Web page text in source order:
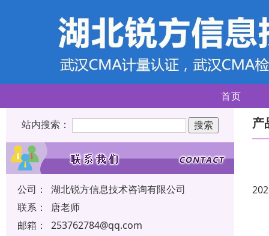
首页
站内搜索：
公司：
湖北锐方信息技术咨询有限公司
联系：
唐老师
邮箱：
253762784@qq.com
产